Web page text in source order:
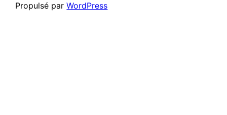
Propulsé parWordPress